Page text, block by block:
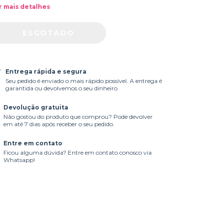
mais detalhes
Entrega rápida e segura
Seu pedido é enviado o mais rápido possível. A entrega é
garantida ou devolvemos o seu dinheiro.
Devolução gratuita
Não gostou do produto que comprou? Pode devolver
em até 7 dias após receber o seu pedido.
Entre em contato
Ficou alguma dúvida? Entre em contato conosco via
Whatsapp!